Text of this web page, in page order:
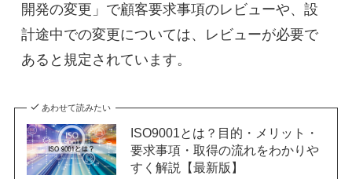
開発の変更」で顧客要求事項のレビューや、設
計途中での変更については、レビューが必要で
あると規定されています。
あわせて読みたい
ISO9001とは？目的・メリット・
要求事項・取得の流れをわかりや
すく解説【最新版】